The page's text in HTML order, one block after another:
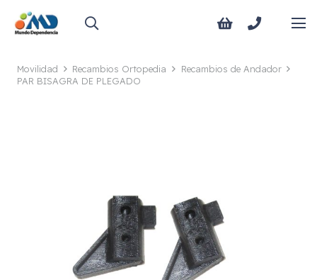
Movilidad Recambios Ortopedia
Recambios de Andador
PAR BISAGRA DE PLEGADO